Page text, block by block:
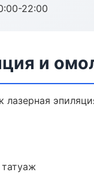
22:00
и